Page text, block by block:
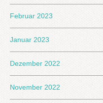
Februar 2023
Januar 2023
Dezember 2022
November 2022